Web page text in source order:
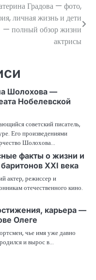
Градова — фото,
личная жизнь и дети
— полный обзор жизни
актрисы
Шолохова —
Нобелевской
советский писатель,
Его произведениями
Шолохова…
факты о жизни и
XXI века
актер, режиссер и
отечественного кино.
карьера —
Олеге
чье имя уже давно
и вырос в…